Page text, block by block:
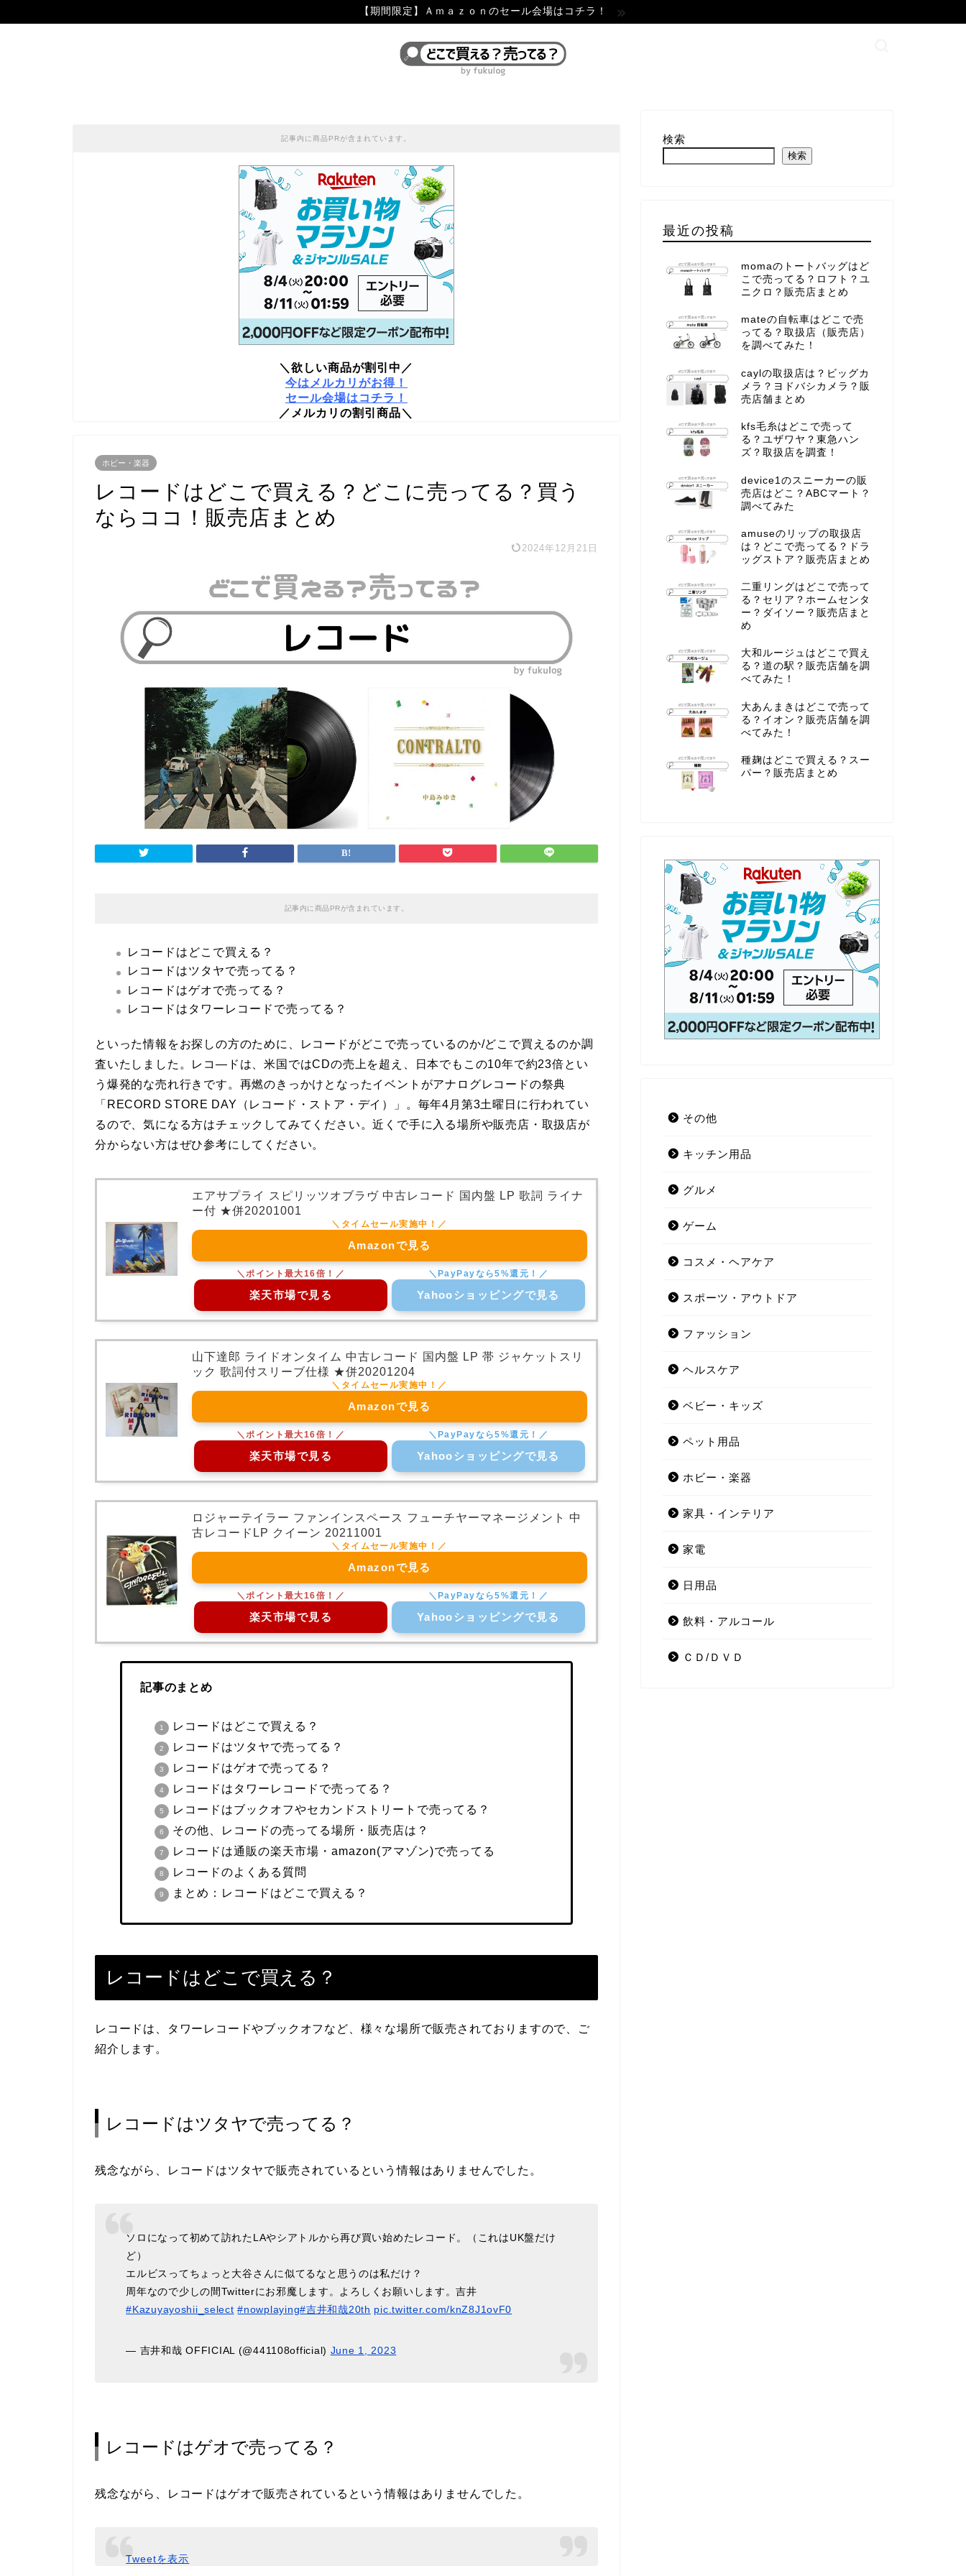
【期間限定】Ａｍａｚｏｎのセール会場はコチラ！
記事内に商品PRが含まれています。
＼欲しい商品が割引中／
今はメルカリがお得！
セール会場はコチラ！
／メルカリの割引商品＼
ホビー・楽器
レコードはどこで買える？どこに売ってる？買う
ならココ！販売店まとめ
2024年12月21日
記事内に商品PRが含まれています。
レコードはどこで買える？
レコードはツタヤで売ってる？
レコードはゲオで売ってる？
レコードはタワーレコードで売ってる？
といった情報をお探しの方のために、レコードがどこで売っているのか/どこで買えるのか調
査いたしました。レコ―ドは、米国ではCDの売上を超え、日本でもこの10年で約23倍とい
う爆発的な売れ行きです。再燃のきっかけとなったイベントがアナログレコードの祭典
「RECORD STORE DAY（レコード・ストア・デイ）」。毎年4月第3土曜日に行われてい
るので、気になる方はチェックしてみてください。近くで手に入る場所や販売店・取扱店が
分からない方はぜひ参考にしてください。
エアサプライ スピリッツオブラヴ 中古レコード 国内盤 LP 歌詞 ライナ
ー付 ★併20201001
Amazonで見る
楽天市場で見る Yahooショッピングで見る
山下達郎 ライドオンタイム 中古レコード 国内盤 LP 帯 ジャケットスリ
ック 歌詞付スリーブ仕様 ★併20201204
Amazonで見る
楽天市場で見る Yahooショッピングで見る
ロジャーテイラー ファンインスペース フューチヤーマネージメント 中
古レコードLP クイーン 20211001
Amazonで見る
楽天市場で見る Yahooショッピングで見る
記事のまとめ
レコードはどこで買える？
レコードはツタヤで売ってる？
レコードはゲオで売ってる？
レコードはタワーレコードで売ってる？
レコードはブックオフやセカンドストリートで売ってる？
その他、レコードの売ってる場所・販売店は？
レコードは通販の楽天市場・amazon(アマゾン)で売ってる
レコードのよくある質問
まとめ：レコードはどこで買える？
レコードはどこで買える？
レコードは、タワーレコードやブックオフなど、様々な場所で販売されておりますので、ご
紹介します。
レコードはツタヤで売ってる？
残念ながら、レコードはツタヤで販売されているという情報はありませんでした。
ソロになって初めて訪れたLAやシアトルから再び買い始めたレコード。（これはUK盤だけ
ど）
エルビスってちょっと大谷さんに似てるなと思うのは私だけ？
周年なので少しの間Twitterにお邪魔します。よろしくお願いします。吉井
#Kazuyayoshii_select #nowplaying#吉井和哉20th pic.twitter.com/knZ8J1ovF0
— 吉井和哉 OFFICIAL (@441108official) June 1, 2023
レコードはゲオで売ってる？
残念ながら、レコードはゲオで販売されているという情報はありませんでした。
Tweetを表示
検索
検索
最近の投稿
momaのトートバッグはど
こで売ってる？ロフト？ユ
ニクロ？販売店まとめ
mateの自転車はどこで売
ってる？取扱店（販売店）
を調べてみた！
caylの取扱店は？ビッグカ
メラ？ヨドバシカメラ？販
売店舗まとめ
kfs毛糸はどこで売って
る？ユザワヤ？東急ハン
ズ？取扱店を調査！
device1のスニーカーの販
売店はどこ？ABCマート？
調べてみた
amuseのリップの取扱店
は？どこで売ってる？ドラ
ッグストア？販売店まとめ
二重リングはどこで売って
る？セリア？ホームセンタ
ー？ダイソー？販売店まと
め
大和ルージュはどこで買え
る？道の駅？販売店舗を調
べてみた！
大あんまきはどこで売って
る？イオン？販売店舗を調
べてみた！
種麹はどこで買える？スー
パー？販売店まとめ
その他
キッチン用品
グルメ
ゲーム
コスメ・ヘアケア
スポーツ・アウトドア
ファッション
ヘルスケア
ベビー・キッズ
ペット用品
ホビー・楽器
家具・インテリア
家電
日用品
飲料・アルコール
ＣＤ/ＤＶＤ